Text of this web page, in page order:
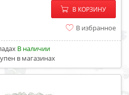
− +
В КОРЗИНУ
В избранное
В наличии
в магазинах